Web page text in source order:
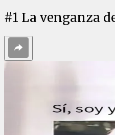
#1 La venganza